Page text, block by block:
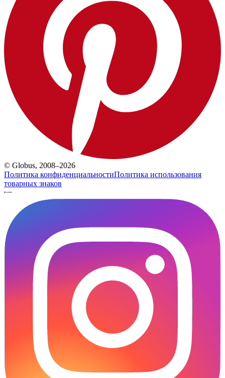
© Globus, 2008–2026
Политика конфиденциальностиПолитика использования
товарных знаков